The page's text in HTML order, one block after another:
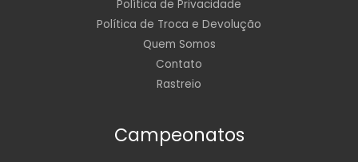
Política de Privacidade
Política de Troca e Devolução
Quem Somos
Contato
Rastreio
Campeonatos